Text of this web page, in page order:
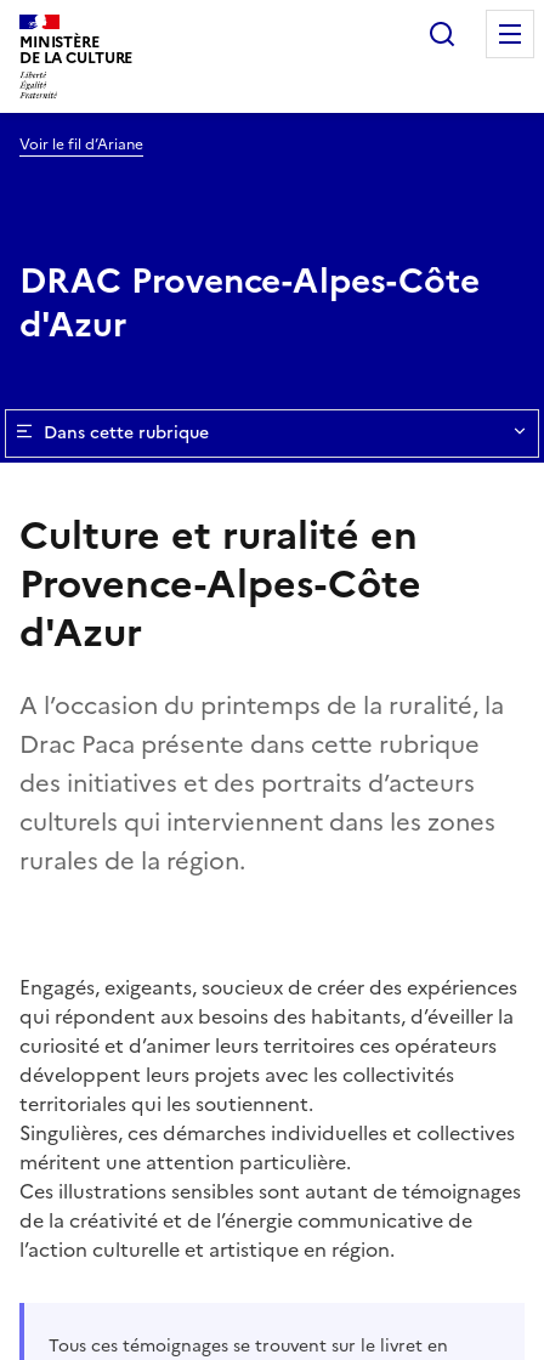
MINISTÈRE
DE LA CULTURE
Voir le fil d’Ariane
DRAC Provence-Alpes-Côte
d'Azur
Dans cette rubrique
Culture et ruralité en
Provence-Alpes-Côte
d'Azur
A l’occasion du printemps de la ruralité, la
Drac Paca présente dans cette rubrique
des initiatives et des portraits d’acteurs
culturels qui interviennent dans les zones
rurales de la région.
Engagés, exigeants, soucieux de créer des expériences
qui répondent aux besoins des habitants, d’éveiller la
curiosité et d’animer leurs territoires ces opérateurs
développent leurs projets avec les collectivités
territoriales qui les soutiennent.
Singulières, ces démarches individuelles et collectives
méritent une attention particulière.
Ces illustrations sensibles sont autant de témoignages
de la créativité et de l’énergie communicative de
l’action culturelle et artistique en région.
Tous ces témoignages se trouvent sur le livret en